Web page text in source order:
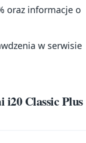
oraz informacje o
w serwisie
i20 Classic Plus